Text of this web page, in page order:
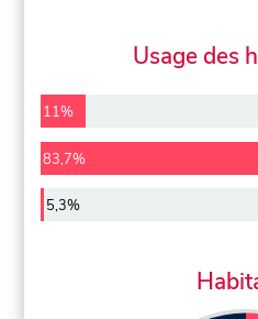
Usage des
11%
83,7%
5,3%